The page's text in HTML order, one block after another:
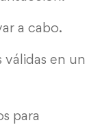
a cabo.
válidas en un
para